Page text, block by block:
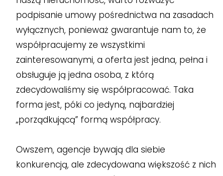
podpisanie umowy pośrednictwa na zasadach
wyłącznych, ponieważ gwarantuje nam to, że
współpracujemy ze wszystkimi
zainteresowanymi, a oferta jest jedna, pełna i
obsługuje ją jedna osoba, z którą
zdecydowaliśmy się współpracować. Taka
forma jest, póki co jedyną, najbardziej
„porządkującą” formą współpracy.
Owszem, agencje bywają dla siebie
konkurencją, ale zdecydowana większość z nich